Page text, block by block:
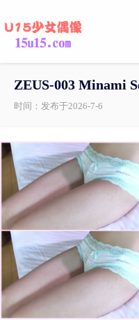
ZEUS-003 Minami
时间：发布于2026-7-6